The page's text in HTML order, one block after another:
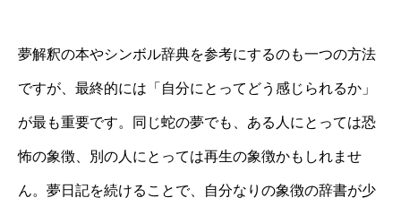
夢解釈の本やシンボル辞典を参考にするのも一つの方法
ですが、最終的には「自分にとってどう感じられるか」
が最も重要です。同じ蛇の夢でも、ある人にとっては恐
怖の象徴、別の人にとっては再生の象徴かもしれませ
ん。夢日記を続けることで、自分なりの象徴の辞書が少